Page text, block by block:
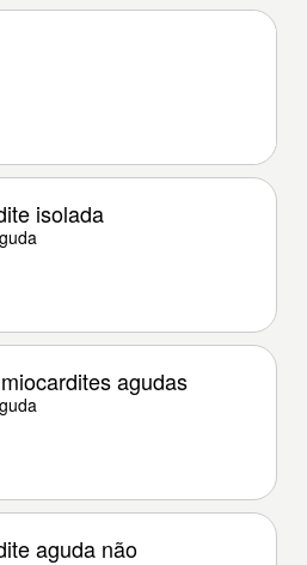
isolada
agudas
aguda não